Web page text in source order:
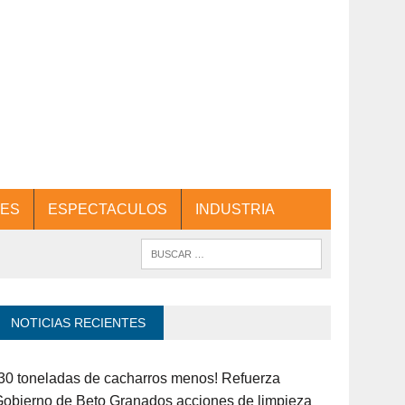
ESPECTACULOS INDUSTRIA
NOTICIAS RECIENTES
toneladas de cacharros menos! Refuerza
de Beto Granados acciones de limpieza